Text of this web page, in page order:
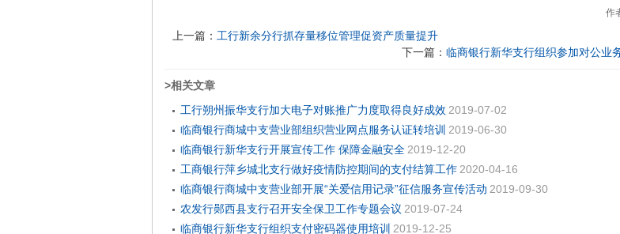
作
上一篇： 工行新余分行抓存量移位管理促资产质量提升
下一篇： 临商银行新华支行组织参加对公业
>相关文章
工行朔州振华支行加大电子对账推广力度取得良好成效 2019-07-02
临商银行商城中支营业部组织营业网点服务认证转培训 2019-06-30
临商银行新华支行开展宣传工作 保障金融安全 2019-12-20
工商银行萍乡城北支行做好疫情防控期间的支付结算工作 2020-04-16
临商银行商城中支营业部开展“关爱信用记录”征信服务宣传活动 2019-09-30
农发行郧西县支行召开安全保卫工作专题会议 2019-07-24
临商银行新华支行组织支付密码器使用培训 2019-12-25